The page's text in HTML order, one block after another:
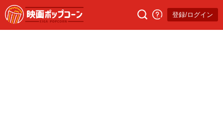
登録/ログイン